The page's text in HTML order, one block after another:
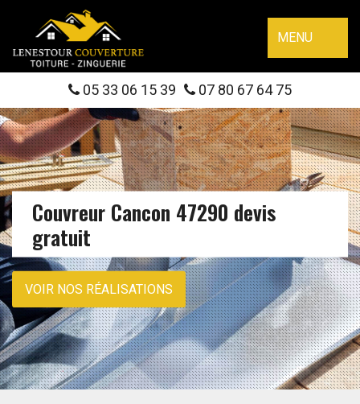
MENU
05 33 06 15 39 07 80 67 64 75
Couvreur Cancon 47290 devis
gratuit
VOIR NOS RÉALISATIONS